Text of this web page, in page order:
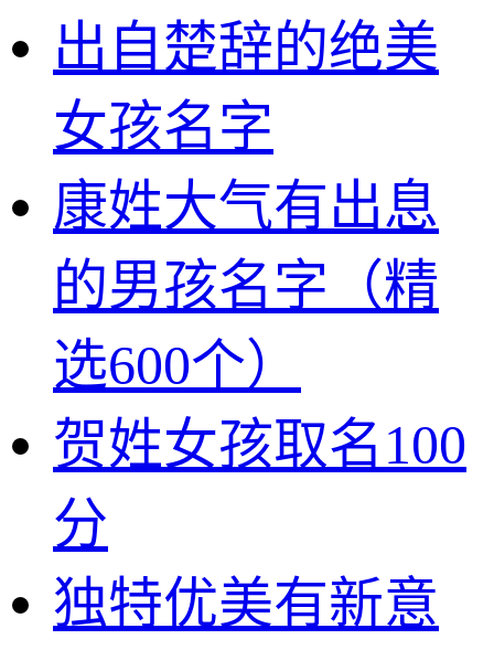
出自楚辞的绝美
女孩名字
康姓大气有出息
的男孩名字（精
选600个）
贺姓女孩取名100
分
独特优美有新意